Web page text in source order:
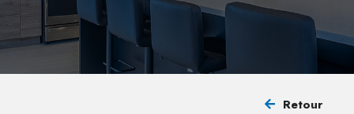
TRUCS
ET
Retour